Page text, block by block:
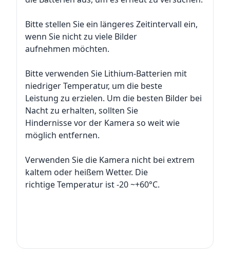
Bitte stellen Sie ein längeres Zeitintervall ein,
wenn Sie nicht zu viele Bilder
aufnehmen möchten.
Bitte verwenden Sie Lithium-Batterien mit
niedriger Temperatur, um die beste
Leistung zu erzielen. Um die besten Bilder bei
Nacht zu erhalten, sollten Sie
Hindernisse vor der Kamera so weit wie
möglich entfernen.
Verwenden Sie die Kamera nicht bei extrem
kaltem oder heißem Wetter. Die
richtige Temperatur ist -20 ~+60°C.